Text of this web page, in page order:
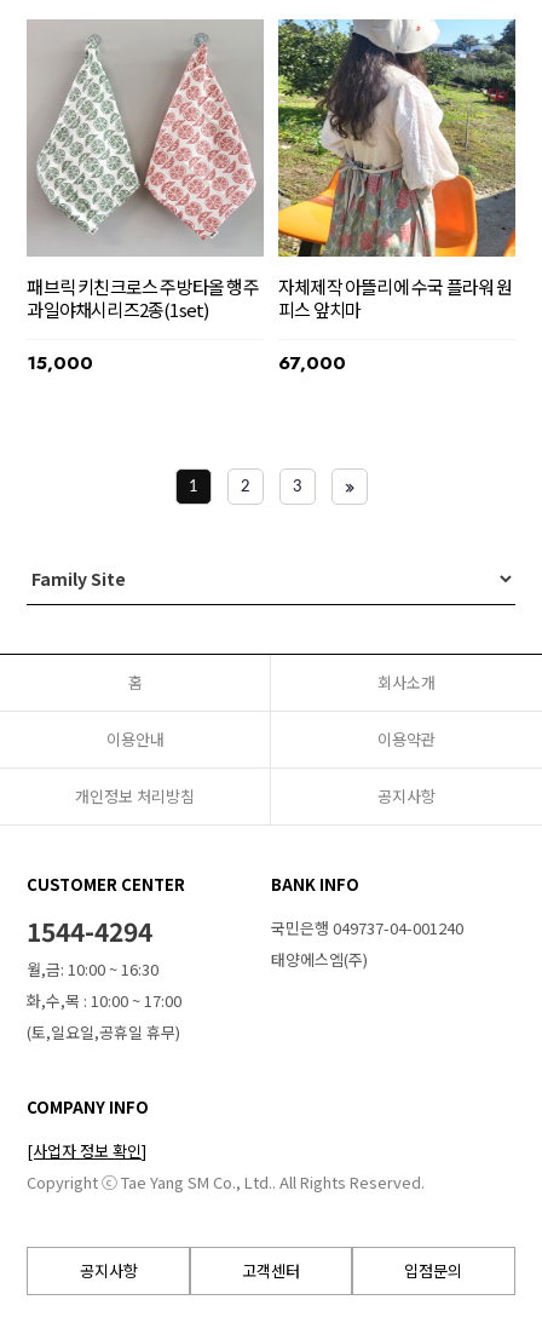
패브릭 키친크로스 주방타올 행주
과일야채시리즈2종(1set)
15,000
자체제작 아뜰리에 수국 플라워 원
피스 앞치마
67,000
1 2 3
홈 회사소개
이용안내 이용약관
개인정보 처리방침 공지사항
CUSTOMER CENTER
1544-4294
월,금: 10:00 ~ 16:30
화,수,목 : 10:00 ~ 17:00
(토,일요일,공휴일 휴무)
BANK INFO
국민은행 049737-04-001240
태양에스엠(주)
COMPANY INFO
[사업자 정보 확인]
Copyright ⓒ Tae Yang SM Co., Ltd.. All Rights Reserved.
공지사항 고객센터 입점문의